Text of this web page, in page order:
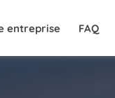
entreprise FAQ